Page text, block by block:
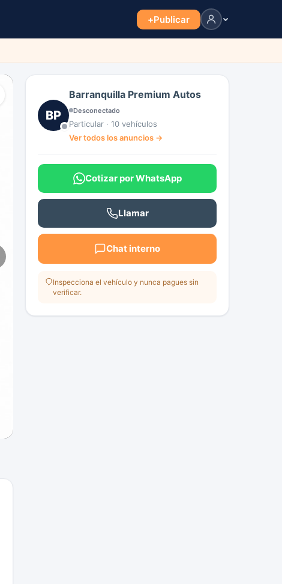
+Publicar
BP
Barranquilla Premium Autos
Desconectado
Particular · 10 vehículos
Ver todos los anuncios →
Cotizar por WhatsApp
Llamar
Chat interno
Inspecciona el vehículo y nunca pagues sin
verificar.